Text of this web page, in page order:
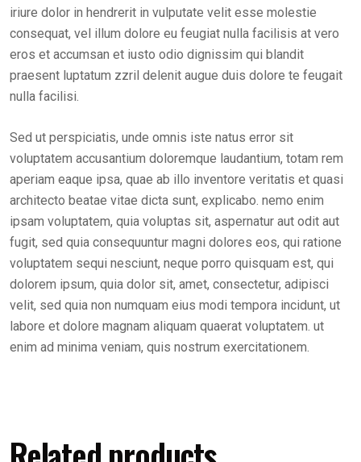
iriure dolor in hendrerit in vulputate velit esse molestie
consequat, vel illum dolore eu feugiat nulla facilisis at vero
eros et accumsan et iusto odio dignissim qui blandit
praesent luptatum zzril delenit augue duis dolore te feugait
nulla facilisi.
Sed ut perspiciatis, unde omnis iste natus error sit
voluptatem accusantium doloremque laudantium, totam rem
aperiam eaque ipsa, quae ab illo inventore veritatis et quasi
architecto beatae vitae dicta sunt, explicabo. nemo enim
ipsam voluptatem, quia voluptas sit, aspernatur aut odit aut
fugit, sed quia consequuntur magni dolores eos, qui ratione
voluptatem sequi nesciunt, neque porro quisquam est, qui
dolorem ipsum, quia dolor sit, amet, consectetur, adipisci
velit, sed quia non numquam eius modi tempora incidunt, ut
labore et dolore magnam aliquam quaerat voluptatem. ut
enim ad minima veniam, quis nostrum exercitationem.